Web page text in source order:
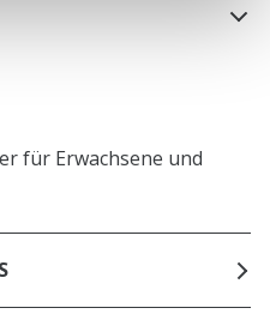
für Erwachsene und